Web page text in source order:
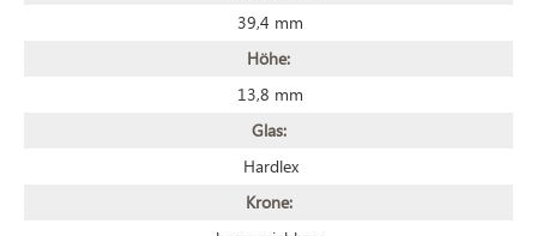
39,4 mm
Höhe:
13,8 mm
Glas:
Hardlex
Krone: